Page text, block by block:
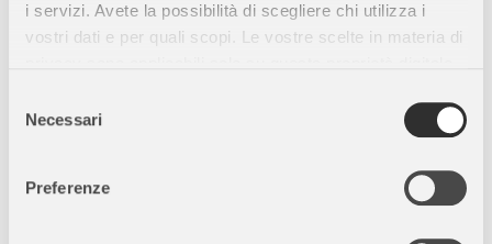
i servizi. Avete la possibilità di scegliere chi utilizza i
vostri dati e per quali scopi. Le vostre scelte in materia di
modificare o revocare il proprio consenso in qualsiasi
momento dalla Dichiarazione sui cookie o facendo clic
delNecessari
Preferenze
Caratteristiche Principali:
progettata per durare nel tempo.
giumenta Andalusaè
elegante, per una riproduzione fedele della razza.